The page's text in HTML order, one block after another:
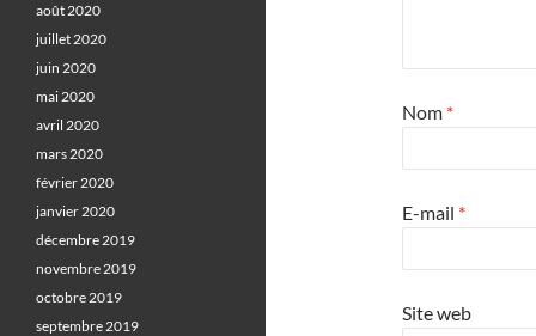
Nom *
E-mail *
Site web
août 2020
juillet 2020
juin 2020
mai 2020
avril 2020
mars 2020
février 2020
janvier 2020
décembre 2019
novembre 2019
octobre 2019
septembre 2019